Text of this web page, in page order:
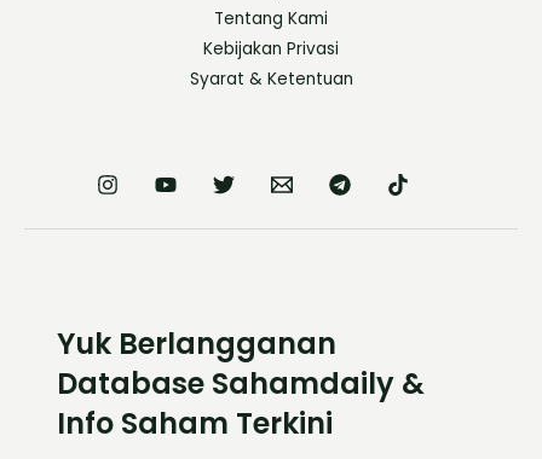
Tentang Kami
Kebijakan Privasi
Syarat & Ketentuan
Yuk Berlangganan
Database Sahamdaily &
Info Saham Terkini